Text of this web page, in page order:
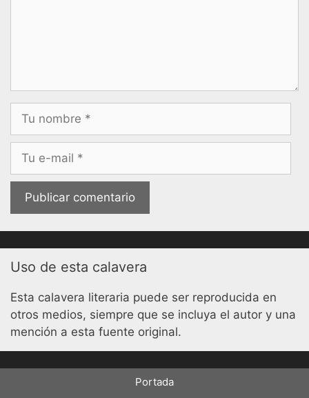
electrónico
Uso de esta calavera
Esta calavera literaria puede ser reproducida en
otros medios, siempre que se incluya el autor y una
mención a esta fuente original.
Portada